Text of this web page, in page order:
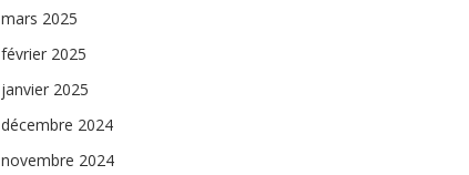
mars 2025
février 2025
janvier 2025
décembre 2024
novembre 2024